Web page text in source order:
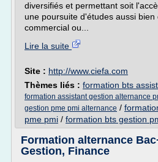
diversifiés et permettant soit
une poursuite d'études aussi bien
commercial ou...
Lire la suite
Site : http://www.ciefa.com
Thèmes liés : formation bts
formation assistant gestion alternance
gestion pme pmi alternance /
pme pmi / formation bts gestion
Formation alternance
Gestion, Finance